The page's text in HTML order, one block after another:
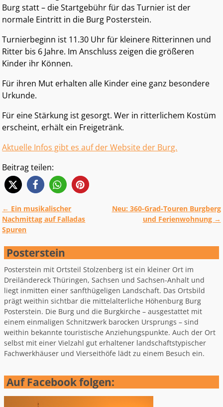
Burg statt – die Startgebühr für das Turnier ist der
normale Eintritt in die Burg Posterstein.
Turnierbeginn ist 11.30 Uhr für kleinere Ritterinnen und
Ritter bis 6 Jahre. Im Anschluss zeigen die größeren
Kinder ihr Können.
Für ihren Mut erhalten alle Kinder eine ganz besondere
Urkunde.
Für eine Stärkung ist gesorgt. Wer in ritterlichem Kostüm
erscheint, erhält ein Freigetränk.
Aktuelle Infos gibt es auf der Website der Burg.
Beitrag teilen:
Artikelnavigation
← Ein musikalischer
Nachmittag auf Falladas
Spuren
Neu: 360-Grad-Touren Burgberg
und Ferienwohnung →
Posterstein
Posterstein mit Ortsteil Stolzenberg ist ein kleiner Ort im
Dreiländereck Thüringen, Sachsen und Sachsen-Anhalt und
liegt inmitten einer sanfthügeligen Landschaft. Das Ortsbild
prägt weithin sichtbar die mittelalterliche Höhenburg Burg
Posterstein. Die Burg und die Burgkirche – ausgestattet mit
einem einmaligen Schnitzwerk barocken Ursprungs – sind
weithin bekannte touristische Anziehungspunkte. Auch der Ort
selbst mit einer Vielzahl gut erhaltener landschaftstypischer
Fachwerkhäuser und Vierseithöfe lädt zu einem Besuch ein.
Auf Facebook folgen: